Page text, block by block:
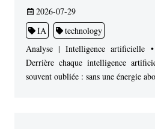
2026-07-29
IA
technology
Analyse | Intelligence artificielle
Derrière chaque intelligence
souvent oubliée : sans une énergie